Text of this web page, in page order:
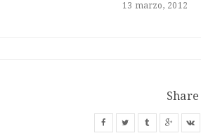
13 marzo, 2012
Share